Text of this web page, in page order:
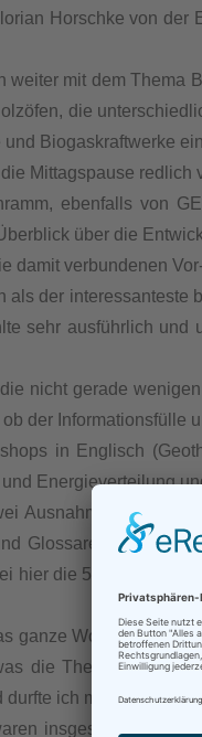
Horschke von
weiter mit dem Thema
die
Biogaskraftwerke
Mittagspause
ebenfalls von
über die
damit verbundenen
als der
sehr ausführlich
nicht gerade
der Informationsfülle
in Englisch
Energieverteilung
Ausnahmen,
Glossare, die teils
hier die 500-seitige
ganze Wochenende
die Themen
ich meine
insgesamt sehr